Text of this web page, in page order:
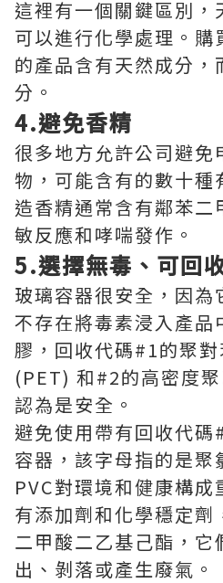
這裡有一個關鍵區別，
可以進行化學處理。購
的產品含有天然成分，
分。
4.避免香精
很多地方允許公司避免
物，可能含有的數十種
造香精通常含有鄰苯二
敏反應和哮喘發作。
5.選擇無毒、可回
玻璃容器很安全，因為
不存在將毒素浸入產品
膠，回收代碼#1的聚
(PET) 和#2的高密度
認為是安全。
避免使用帶有回收代
容器，該字母指的是聚
PVC對環境和健康構成
有添加劑和化學穩定劑
二甲酸二乙基己酯，它
出、剝落或產生廢氣。